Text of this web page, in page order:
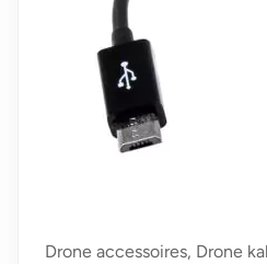
Drone accessoires, Drone